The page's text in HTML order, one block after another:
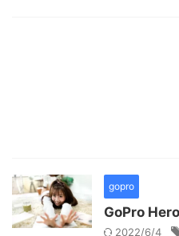
gopro
GoPro
2022/6/4